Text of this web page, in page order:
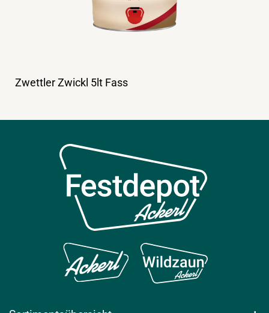
Zwettler Zwickl 5lt Fass